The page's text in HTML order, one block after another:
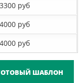
3300 руб
4000 руб
4000 руб
ШАБЛОН